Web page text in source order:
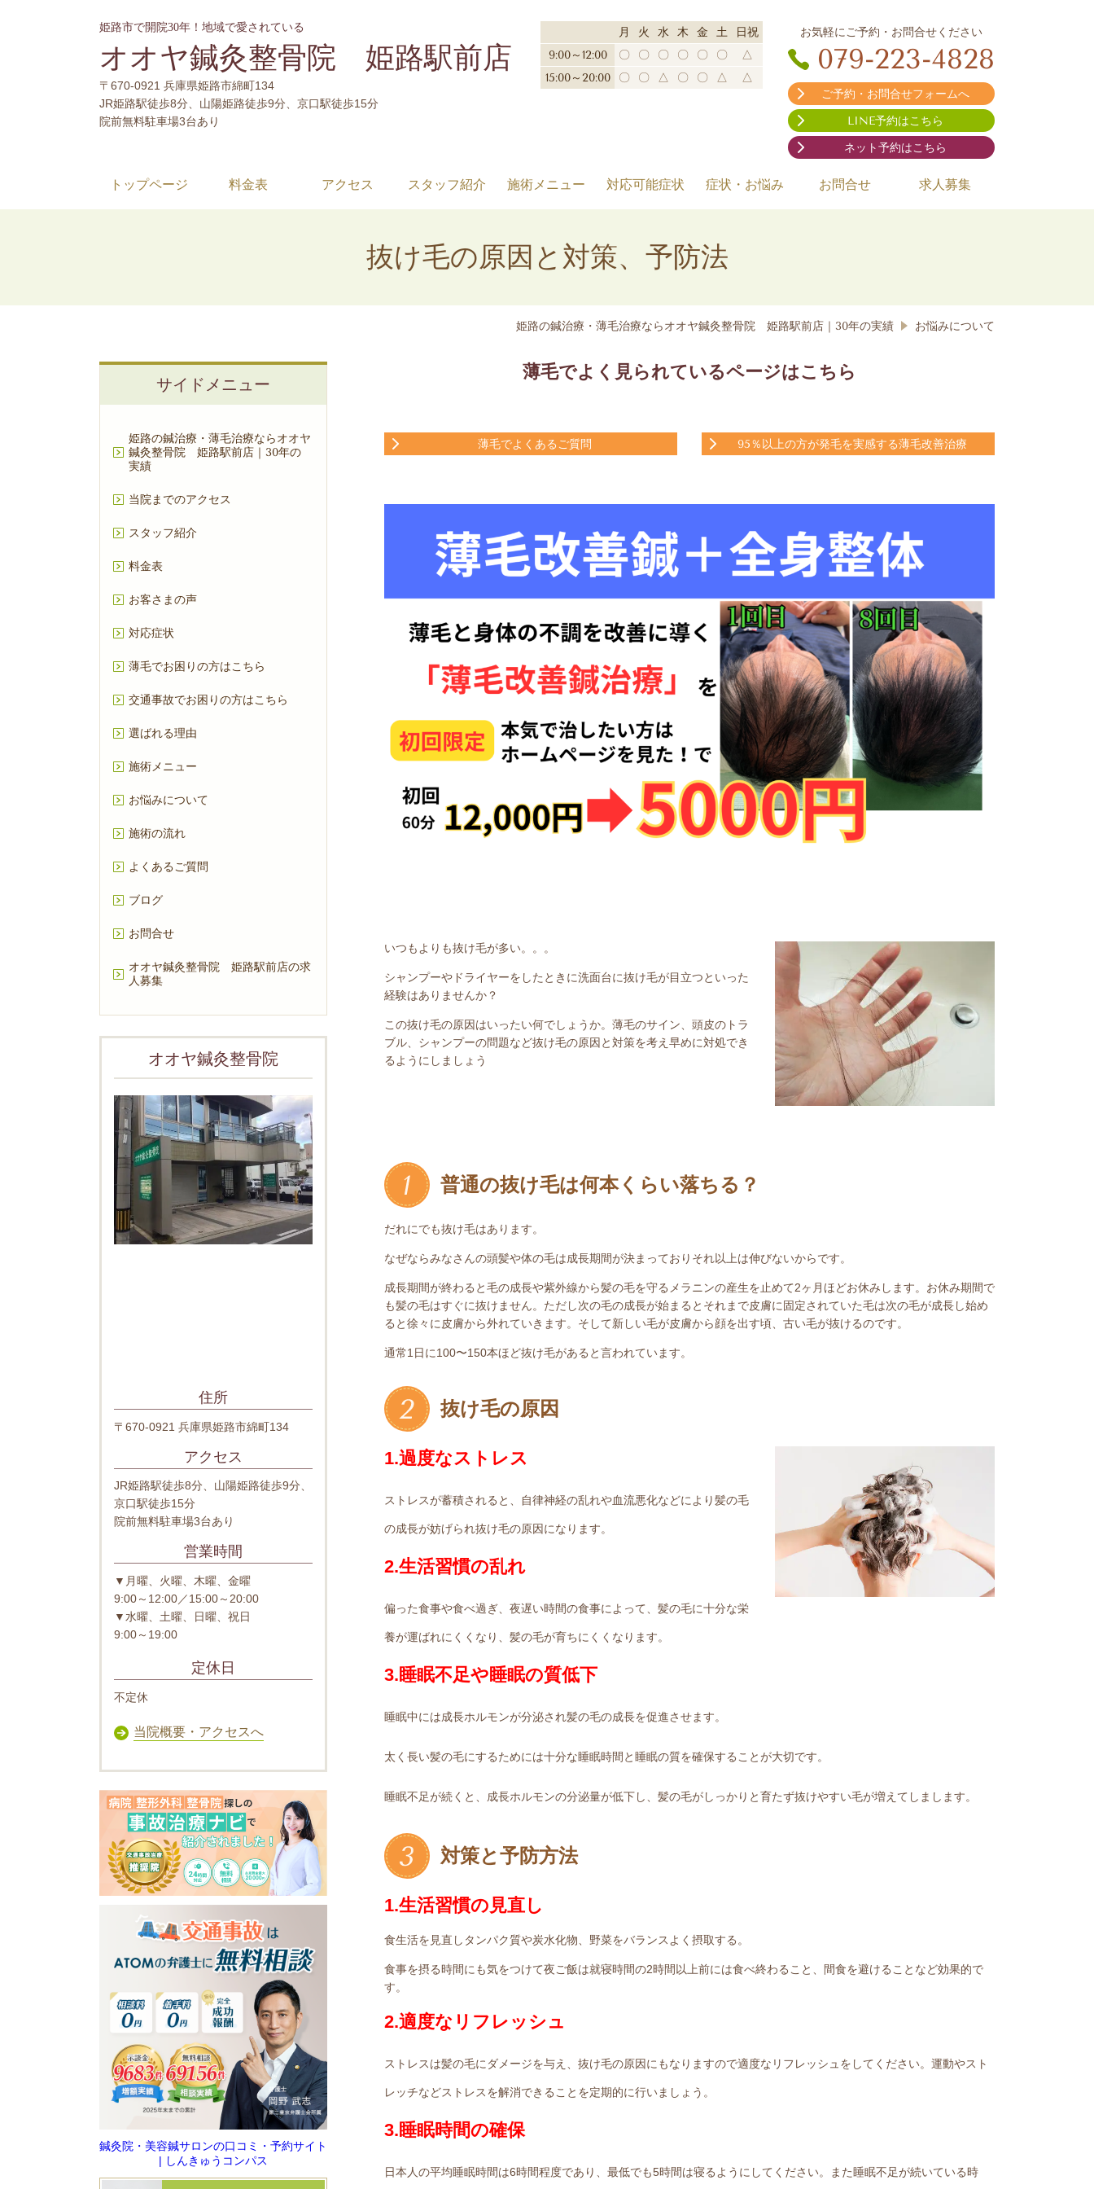
姫路市で開院30年！地域で愛されている
オオヤ鍼灸整骨院 姫路駅前店
〒670-0921 兵庫県姫路市綿町134
JR姫路駅徒歩8分、山陽姫路徒歩9分、京口駅徒歩15分
院前無料駐車場3台あり
月 火 水 木 金 土
日祝
9:00～12:00
〇 〇 〇 〇 〇 〇
△
15:00～20:00
〇 〇 △ 〇 〇 △ △
お気軽にご予約・お問合せください
079-223-4828
ご予約・お問合せフォームへ
LINE予約はこちら
ネット予約はこちら
トップページ 料金表 アクセス スタッフ紹介 施術メニュー 対応可能症状 症状・お悩み お問合せ 求人募集
抜け毛の原因と対策、予防法
姫路の鍼治療・薄毛治療ならオオヤ鍼灸整骨院 姫路駅前店｜30年の実績 お悩みについて
薄毛でよく見られているページはこちら
薄毛でよくあるご質問 95％以上の方が発毛を実感する薄毛改善治療
いつもよりも抜け毛が多い。。。
シャンプーやドライヤーをしたときに洗面台に抜け毛が目立つといった
経験はありませんか？
この抜け毛の原因はいったい何でしょうか。薄毛のサイン、頭皮のトラ
ブル、シャンプーの問題など抜け毛の原因と対策を考え早めに対処でき
るようにしましょう
普通の抜け毛は何本くらい落ちる？
だれにでも抜け毛はあります。
なぜならみなさんの頭髪や体の毛は成長期間が決まっておりそれ以上は伸びないからです。
成長期間が終わると毛の成長や紫外線から髪の毛を守るメラニンの産生を止めて2ヶ月ほどお休みします。お休み期間で
も髪の毛はすぐに抜けません。ただし次の毛の成長が始まるとそれまで皮膚に固定されていた毛は次の毛が成長し始め
ると徐々に皮膚から外れていきます。そして新しい毛が皮膚から顔を出す頃、古い毛が抜けるのです。
通常1日に100〜150本ほど抜け毛があると言われています。
抜け毛の原因
1.過度なストレス
ストレスが蓄積されると、自律神経の乱れや血流悪化などにより髪の毛
の成長が妨げられ抜け毛の原因になります。
2.生活習慣の乱れ
偏った食事や食べ過ぎ、夜遅い時間の食事によって、髪の毛に十分な栄
養が運ばれにくくなり、髪の毛が育ちにくくなります。
3.睡眠不足や睡眠の質低下
睡眠中には成長ホルモンが分泌され髪の毛の成長を促進させます。
太く長い髪の毛にするためには十分な睡眠時間と睡眠の質を確保することが大切です。
睡眠不足が続くと、成長ホルモンの分泌量が低下し、髪の毛がしっかりと育たず抜けやすい毛が増えてしまします。
対策と予防方法
1.生活習慣の見直し
食生活を見直しタンパク質や炭水化物、野菜をバランスよく摂取する。
食事を摂る時間にも気をつけて夜ご飯は就寝時間の2時間以上前には食べ終わること、間食を避けることなど効果的で
す。
2.適度なリフレッシュ
ストレスは髪の毛にダメージを与え、抜け毛の原因にもなりますので適度なリフレッシュをしてください。運動やスト
レッチなどストレスを解消できることを定期的に行いましょう。
3.睡眠時間の確保
日本人の平均睡眠時間は6時間程度であり、最低でも5時間は寝るようにしてください。また睡眠不足が続いている時
サイドメニュー
姫路の鍼治療・薄毛治療ならオオヤ
鍼灸整骨院 姫路駅前店｜30年の
実績
当院までのアクセス
スタッフ紹介
料金表
お客さまの声
対応症状
薄毛でお困りの方はこちら
交通事故でお困りの方はこちら
選ばれる理由
施術メニュー
お悩みについて
施術の流れ
よくあるご質問
ブログ
お問合せ
オオヤ鍼灸整骨院 姫路駅前店の求
人募集
オオヤ鍼灸整骨院
住所
〒670-0921 兵庫県姫路市綿町134
アクセス
JR姫路駅徒歩8分、山陽姫路徒歩9分、
京口駅徒歩15分
院前無料駐車場3台あり
営業時間
▼月曜、火曜、木曜、金曜
9:00～12:00／15:00～20:00
▼水曜、土曜、日曜、祝日
9:00～19:00
定休日
不定休
当院概要・アクセスへ
鍼灸院・美容鍼サロンの口コミ・予約サイト
| しんきゅうコンパス